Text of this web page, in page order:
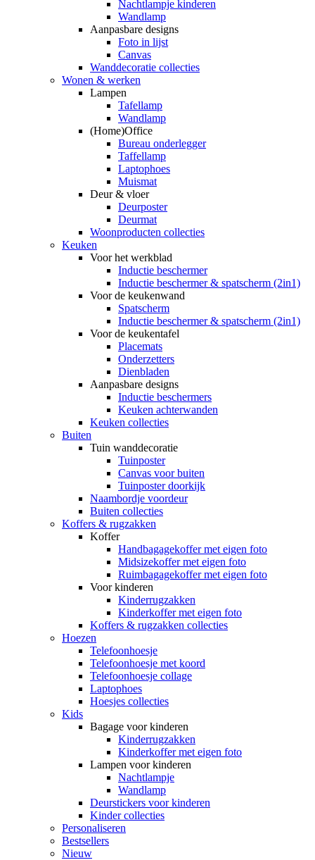
Nachtlampje kinderen
Wandlamp
Aanpasbare designs
Foto in lijst
Canvas
Wanddecoratie collecties
Wonen & werken
Lampen
Tafellamp
Wandlamp
(Home)Office
Bureau onderlegger
Taffellamp
Laptophoes
Muismat
Deur & vloer
Deurposter
Deurmat
Woonproducten collecties
Keuken
Voor het werkblad
Inductie beschermer
Inductie beschermer & spatscherm (2in1)
Voor de keukenwand
Spatscherm
Inductie beschermer & spatscherm (2in1)
Voor de keukentafel
Placemats
Onderzetters
Dienbladen
Aanpasbare designs
Inductie beschermers
Keuken achterwanden
Keuken collecties
Buiten
Tuin wanddecoratie
Tuinposter
Canvas voor buiten
Tuinposter doorkijk
Naambordje voordeur
Buiten collecties
Koffers & rugzakken
Koffer
Handbagagekoffer met eigen foto
Midsizekoffer met eigen foto
Ruimbagagekoffer met eigen foto
Voor kinderen
Kinderrugzakken
Kinderkoffer met eigen foto
Koffers & rugzakken collecties
Hoezen
Telefoonhoesje
Telefoonhoesje met koord
Telefoonhoesje collage
Laptophoes
Hoesjes collecties
Kids
Bagage voor kinderen
Kinderrugzakken
Kinderkoffer met eigen foto
Lampen voor kinderen
Nachtlampje
Wandlamp
Deurstickers voor kinderen
Kinder collecties
Personaliseren
Bestsellers
Nieuw